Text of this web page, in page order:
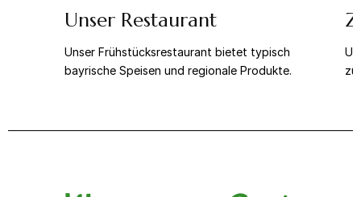
Unser Restaurant
Unser Frühstücksrestaurant bietet typisch
bayrische Speisen und regionale Produkte.